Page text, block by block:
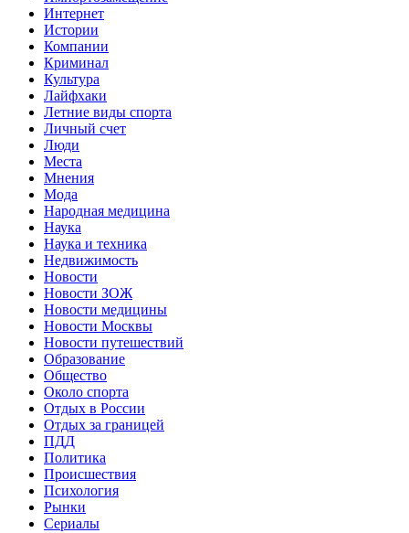
Интернет
Истории
Компании
Криминал
Культура
Лайфхаки
Летние виды спорта
Личный счет
Люди
Места
Мнения
Мода
Народная медицина
Наука
Наука и техника
Недвижимость
Новости
Новости ЗОЖ
Новости медицины
Новости Москвы
Новости путешествий
Образование
Общество
Около спорта
Отдых в России
Отдых за границей
ПДД
Политика
Происшествия
Психология
Рынки
Сериалы